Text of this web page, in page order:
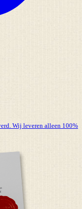
Wij leveren alleen 100%